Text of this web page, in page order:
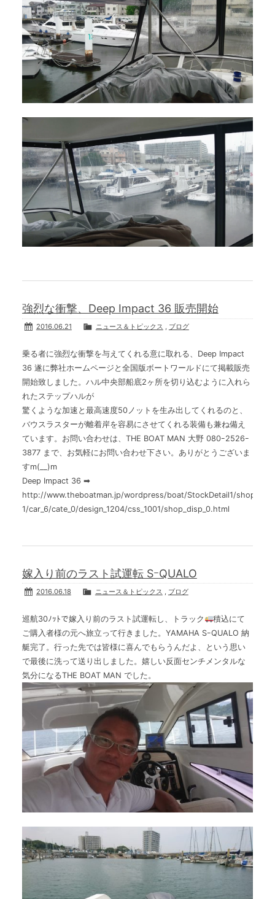
強烈な衝撃、Deep Impact 36 販売開始
2016.06.21 ニュース＆トピックス , ブログ
乗る者に強烈な衝撃を与えてくれる意に取れる、Deep Impact
36 遂に弊社ホームページと全国版ボートワールドにて掲載販売
開始致しました。ハル中央部船底2ヶ所を切り込むように入れら
れたステップハルが
驚くような加速と最高速度50ノットを生み出してくれるのと、
バウスラスターが離着岸を容易にさせてくれる装備も兼ね備え
ています。お問い合わせは、THE BOAT MAN 大野 080ｰ2526ｰ
3877 まで、お気軽にお問い合わせ下さい。ありがとうございま
すm(__)m
Deep Impact 36 ➡
http://www.theboatman.jp/wordpress/boat/StockDetail1/
1/car_6/cate_0/design_1204/css_1001/shop_disp_0.html
嫁入り前のラスト試運転 SｰQUALO
2016.06.18 ニュース＆トピックス , ブログ
巡航30ﾉｯﾄで嫁入り前のラスト試運転し、トラック
積込にて
ご購入者様の元へ旅立って行きました。YAMAHA SｰQUALO 納
艇完了。行った先では皆様に喜んでもらうんだよ、という思い
で最後に洗って送り出しました。嬉しい反面センチメンタルな
気分になるTHE BOAT MAN でした。